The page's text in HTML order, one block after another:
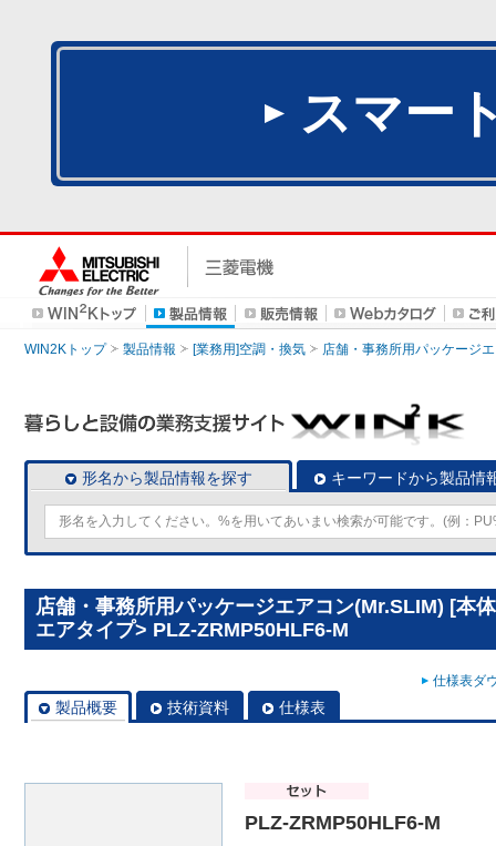
スマー
WIN2Kトップ 製品情報 [業務用]空調・換気 店舗・事務所用パッケージ
形名から製品情報を探す キーワードから製品情
店舗・事務所用パッケージエアコン(Mr.SLIM) [本
エアタイプ> PLZ-ZRMP50HLF6-M
仕様表ダ
製品概要 技術資料 仕様表
PLZ-ZRMP50HLF6-M